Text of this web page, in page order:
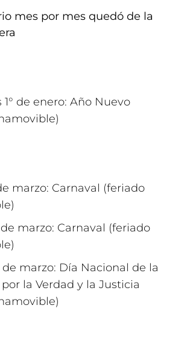
mes por mes quedó de la
1° de enero: Año Nuevo
marzo: Carnaval (feriado
marzo: Carnaval (feriado
de marzo: Día Nacional de la
la Verdad y la Justicia